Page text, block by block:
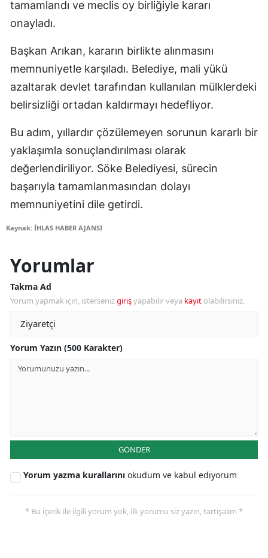
tamamlandı ve meclis oy birliğiyle kararı
onayladı.
Başkan Arıkan, kararın birlikte alınmasını
memnuniyetle karşıladı. Belediye, mali yükü
azaltarak devlet tarafından kullanılan mülklerdeki
belirsizliği ortadan kaldırmayı hedefliyor.
Bu adım, yıllardır çözülemeyen sorunun kararlı bir
yaklaşımla sonuçlandırılması olarak
değerlendiriliyor. Söke Belediyesi, sürecin
başarıyla tamamlanmasından dolayı
memnuniyetini dile getirdi.
Kaynak: İHLAS HABER AJANSI
Yorumlar
Takma Ad
Yorum yapmak için, istersenizgirişyapabilir veya kayıt olabilirsiniz.
Yorum Yazın (500 Karakter)
GÖNDER
Yorum yazma kurallarını okudum ve kabul ediyorum
* Bu içerik ile ilgili yorum yok, ilk yorumu siz yazın, tartışalım *